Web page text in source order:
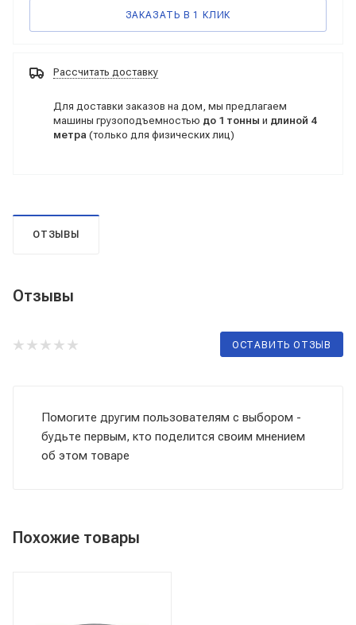
ЗАКАЗАТЬ В 1 КЛИК
Рассчитать доставку
Для доставки заказов на дом, мы предлагаем
машины грузоподъемностью до 1 тонны и длиной 4
метра (только для физических лиц)
ОТЗЫВЫ
Отзывы
ОСТАВИТЬ ОТЗЫВ
Помогите другим пользователям с выбором -
будьте первым, кто поделится своим мнением
об этом товаре
Похожие товары